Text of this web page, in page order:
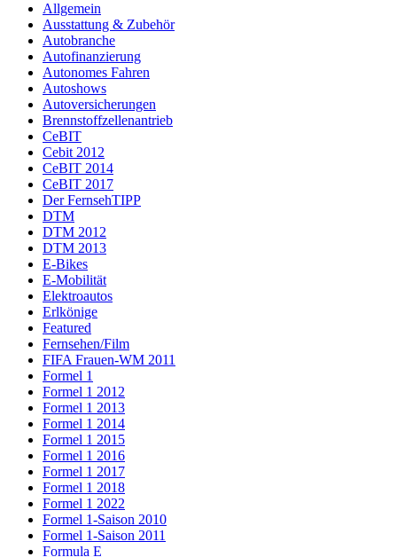
Allgemein
Ausstattung & Zubehör
Autobranche
Autofinanzierung
Autonomes Fahren
Autoshows
Autoversicherungen
Brennstoffzellenantrieb
CeBIT
Cebit 2012
CeBIT 2014
CeBIT 2017
Der FernsehTIPP
DTM
DTM 2012
DTM 2013
E-Bikes
E-Mobilität
Elektroautos
Erlkönige
Featured
Fernsehen/Film
FIFA Frauen-WM 2011
Formel 1
Formel 1 2012
Formel 1 2013
Formel 1 2014
Formel 1 2015
Formel 1 2016
Formel 1 2017
Formel 1 2018
Formel 1 2022
Formel 1-Saison 2010
Formel 1-Saison 2011
Formula E